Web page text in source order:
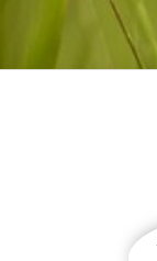
Dechen Dorje